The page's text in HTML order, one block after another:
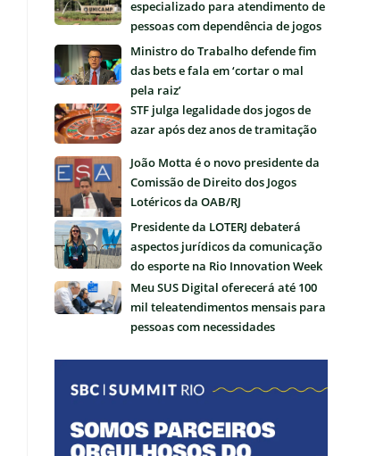
especializado para atendimento de
pessoas com dependência de jogos
e apostas
Ministro do Trabalho defende fim
das bets e fala em ‘cortar o mal
pela raiz’
STF julga legalidade dos jogos de
azar após dez anos de tramitação
João Motta é o novo presidente da
Comissão de Direito dos Jogos
Lotéricos da OAB/RJ
Presidente da LOTERJ debaterá
aspectos jurídicos da comunicação
do esporte na Rio Innovation Week
Meu SUS Digital oferecerá até 100
mil teleatendimentos mensais para
pessoas com necessidades